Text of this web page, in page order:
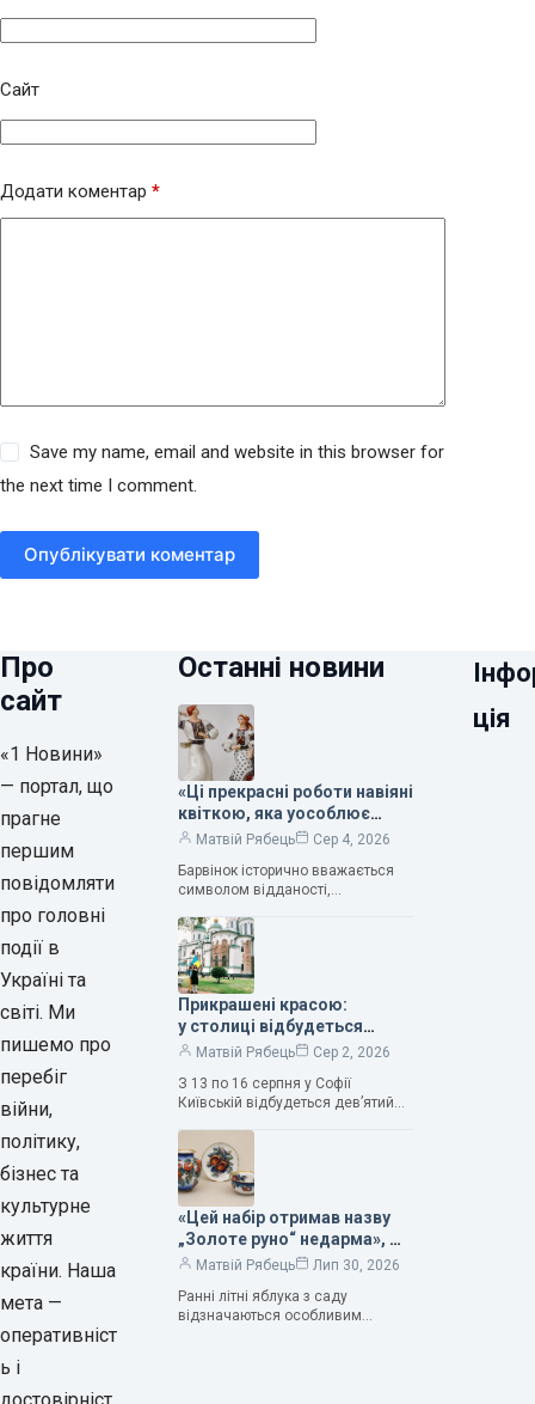
Сайт
Додати коментар *
Save my name, email and website in this browser for
the next time I comment.
Опублікувати коментар
Про
сайт
«1 Новини»
— портал, що
прагне
першим
повідомляти
про головні
події в
Україні та
світі. Ми
пишемо про
перебіг
війни,
політику,
бізнес та
культурне
життя
країни. Наша
мета —
оперативніст
ь і
Останні новини
«Ці прекрасні роботи навіяні
квіткою, яка уособлює
нескінченне кохання», —
Людмила Карпінська-
Романюк
Матвій Рябець
Сер 4, 2026
Барвінок історично вважається
символом відданості,
та тривалого подружнього союзу.
Саме тому ця рослина надихала і
продовжує надихати митців на
Прикрашені красою:
у столиці відбудеться
дев’ятий фестиваль
Матвій Рябець
Сер 2, 2026
З 13 по 16 серпня у Софії
Київській відбудеться дев’ятий
мистецтв Bouquet Kyiv Stage. Ця
подія традиційно…
«Цей набір отримав назву
„Золоте руно“ недарма», —
колекціонерка Людмила
Матвій Рябець
Лип 30, 2026
Ранні літні яблука з саду
відзначаються особливим
ція